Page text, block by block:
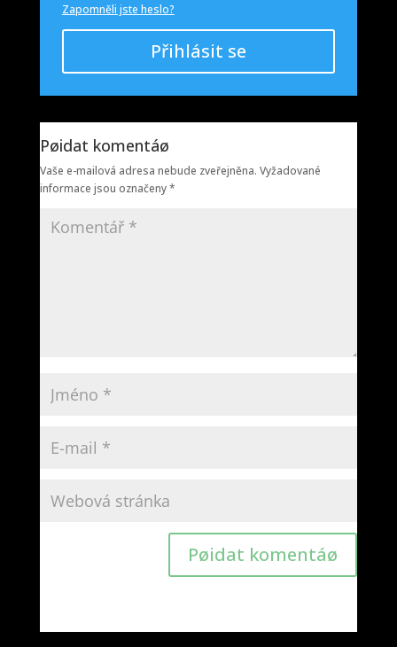
Zapomněli jste heslo?
Přihlásit se
Pøidat komentáø
Vaše e-mailová adresa nebude zveřejněna. Vyžadované
informace jsou označeny*
Pøidat komentáø